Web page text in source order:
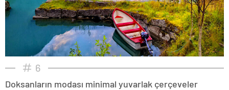
6
Doksanların modası minimal yuvarlak çerçeveler